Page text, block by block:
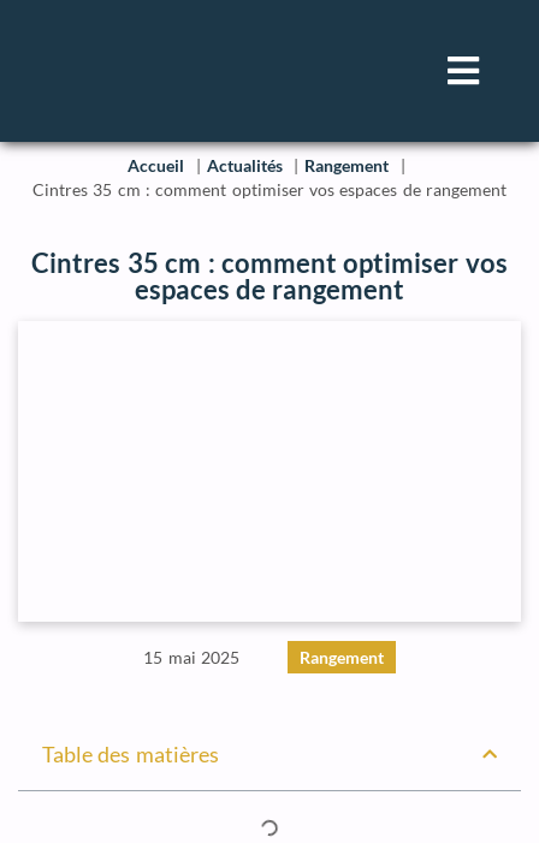
Accueil Actualités
Rangement
Cintres 35 cm : comment optimiser vos espaces de rangement
Cintres 35 cm : comment optimiser vos
espaces de rangement
15 mai 2025 Rangement
Table des matières